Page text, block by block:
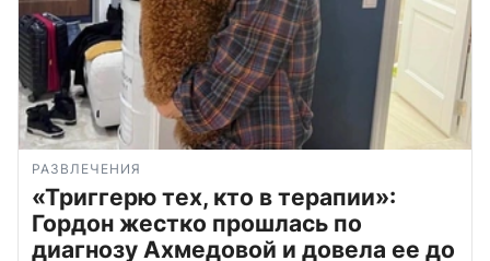
РАЗВЛЕЧЕНИЯ
«Триггерю тех, кто в терапии»:
Гордон жестко прошлась по
диагнозу Ахмедовой и довела ее до